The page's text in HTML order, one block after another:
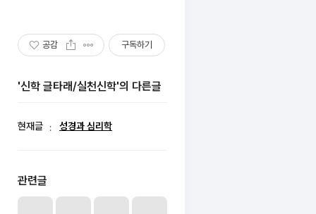
공감 구독하기
'신학 글타래/실천신학'의 다른글
현재글 성경과 심리학
관련글